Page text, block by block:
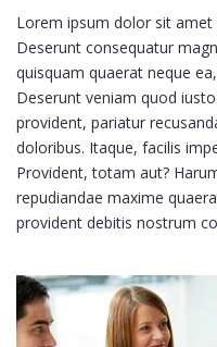
Lorem ipsum dolor sit amet
Deserunt consequatur
quisquam quaerat neque
Deserunt veniam quod
provident, pariatur
doloribus. Itaque, facilis
Provident, totam aut?
repudiandae maxime
provident debitis nostrum